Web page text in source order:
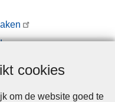
cookies
om de website goed te